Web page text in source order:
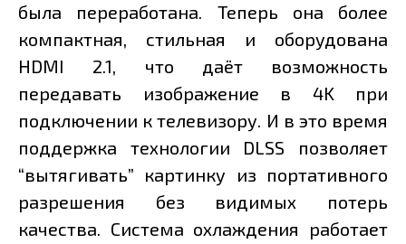
была переработана. Теперь она более
компактная, стильная и оборудована
HDMI 2.1, что даёт возможность
передавать изображение в 4K при
подключении к телевизору. И в это время
поддержка технологии DLSS позволяет
“вытягивать” картинку из портативного
разрешения без видимых потерь
качества. Система охлаждения работает